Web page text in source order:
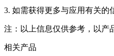
3. 如需获得更多与应用有关的
注：以上信息仅供参考，以产
相关产品